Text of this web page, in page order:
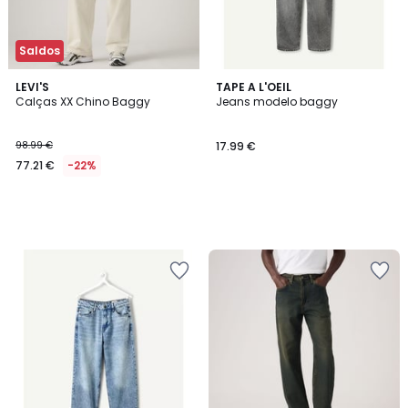
Saldos
LEVI'S
Calças XX Chino Baggy
98.99 €
77.21 € -22%
TAPE A L'OEIL
Jeans modelo baggy
17.99 €